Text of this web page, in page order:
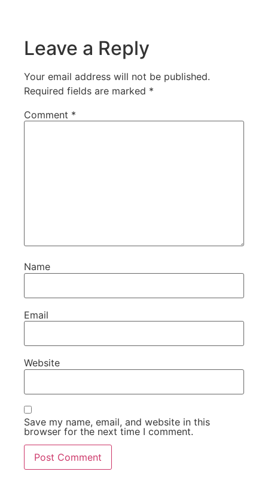
Leave a Reply
Your email address will not be published.
Required fields are marked *
Comment *
Name
Email
Website
Save my name, email, and website in this
browser for the next time I comment.